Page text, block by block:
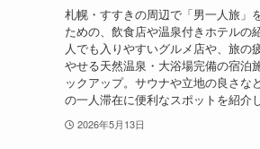
札幌・すすきの周辺で「男一人旅」
ための、飲食店や温泉付きホテルの
人でも入りやすいグルメ店や、旅の
やせる天然温泉・大浴場完備の宿泊
ックアップ。サウナや立地の良さな
の一人滞在に便利なスポットを紹介
2026年5月13日